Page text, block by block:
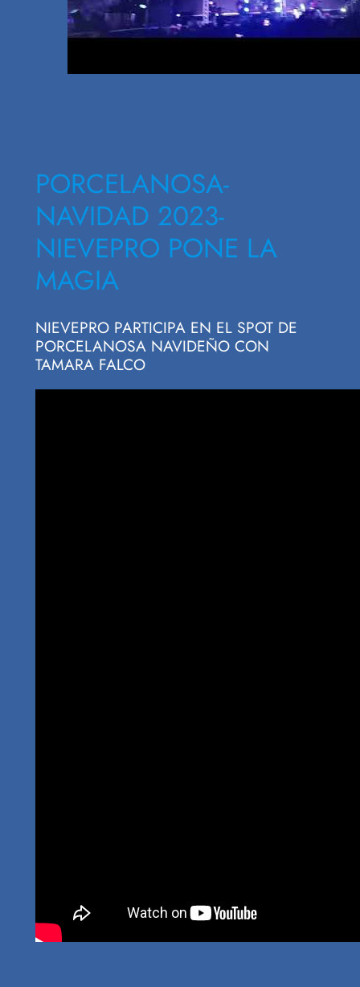
PORCELANOSA-
NAVIDAD 2023-
NIEVEPRO PONE LA
MAGIA
NIEVEPRO PARTICIPA EN EL SPOT DE
PORCELANOSA NAVIDEÑO CON
TAMARA FALCO